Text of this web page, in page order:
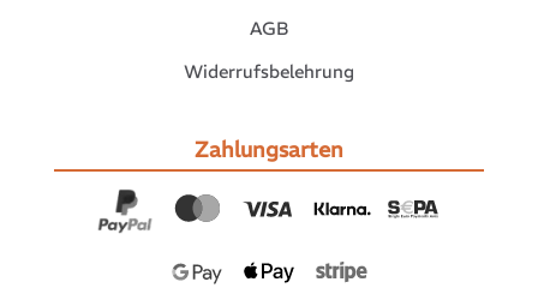
AGB
Widerrufsbelehrung
Zahlungsarten